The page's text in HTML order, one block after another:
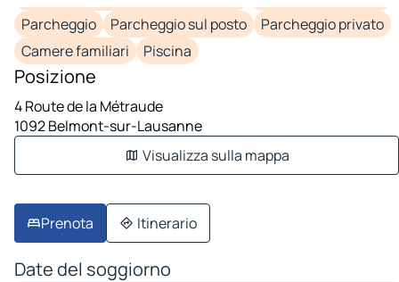
Parcheggio
Parcheggio sul posto
Parcheggio privato
Camere familiari
Piscina
Posizione
4 Route de la Métraude
1092 Belmont-sur-Lausanne
Visualizza sulla mappa
Prenota Itinerario
Date del soggiorno